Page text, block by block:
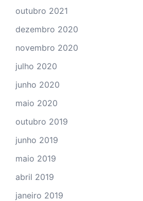
outubro 2021
dezembro 2020
novembro 2020
julho 2020
junho 2020
maio 2020
outubro 2019
junho 2019
maio 2019
abril 2019
janeiro 2019